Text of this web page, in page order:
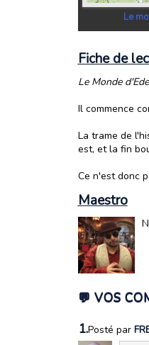
Le
Fiche de
Le Monde
Il commence
La trame de
est, et la fin
Ce n'est donc
Maestro
💬 VOS
1.Posté par